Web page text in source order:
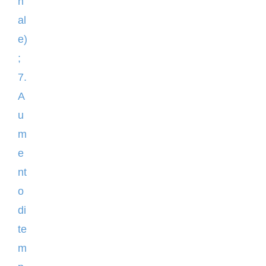
al
e)
;
7.
A
u
m
e
nt
o
di
te
m